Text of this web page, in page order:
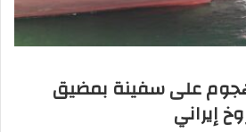
على سفينة بمضيق
إيراني